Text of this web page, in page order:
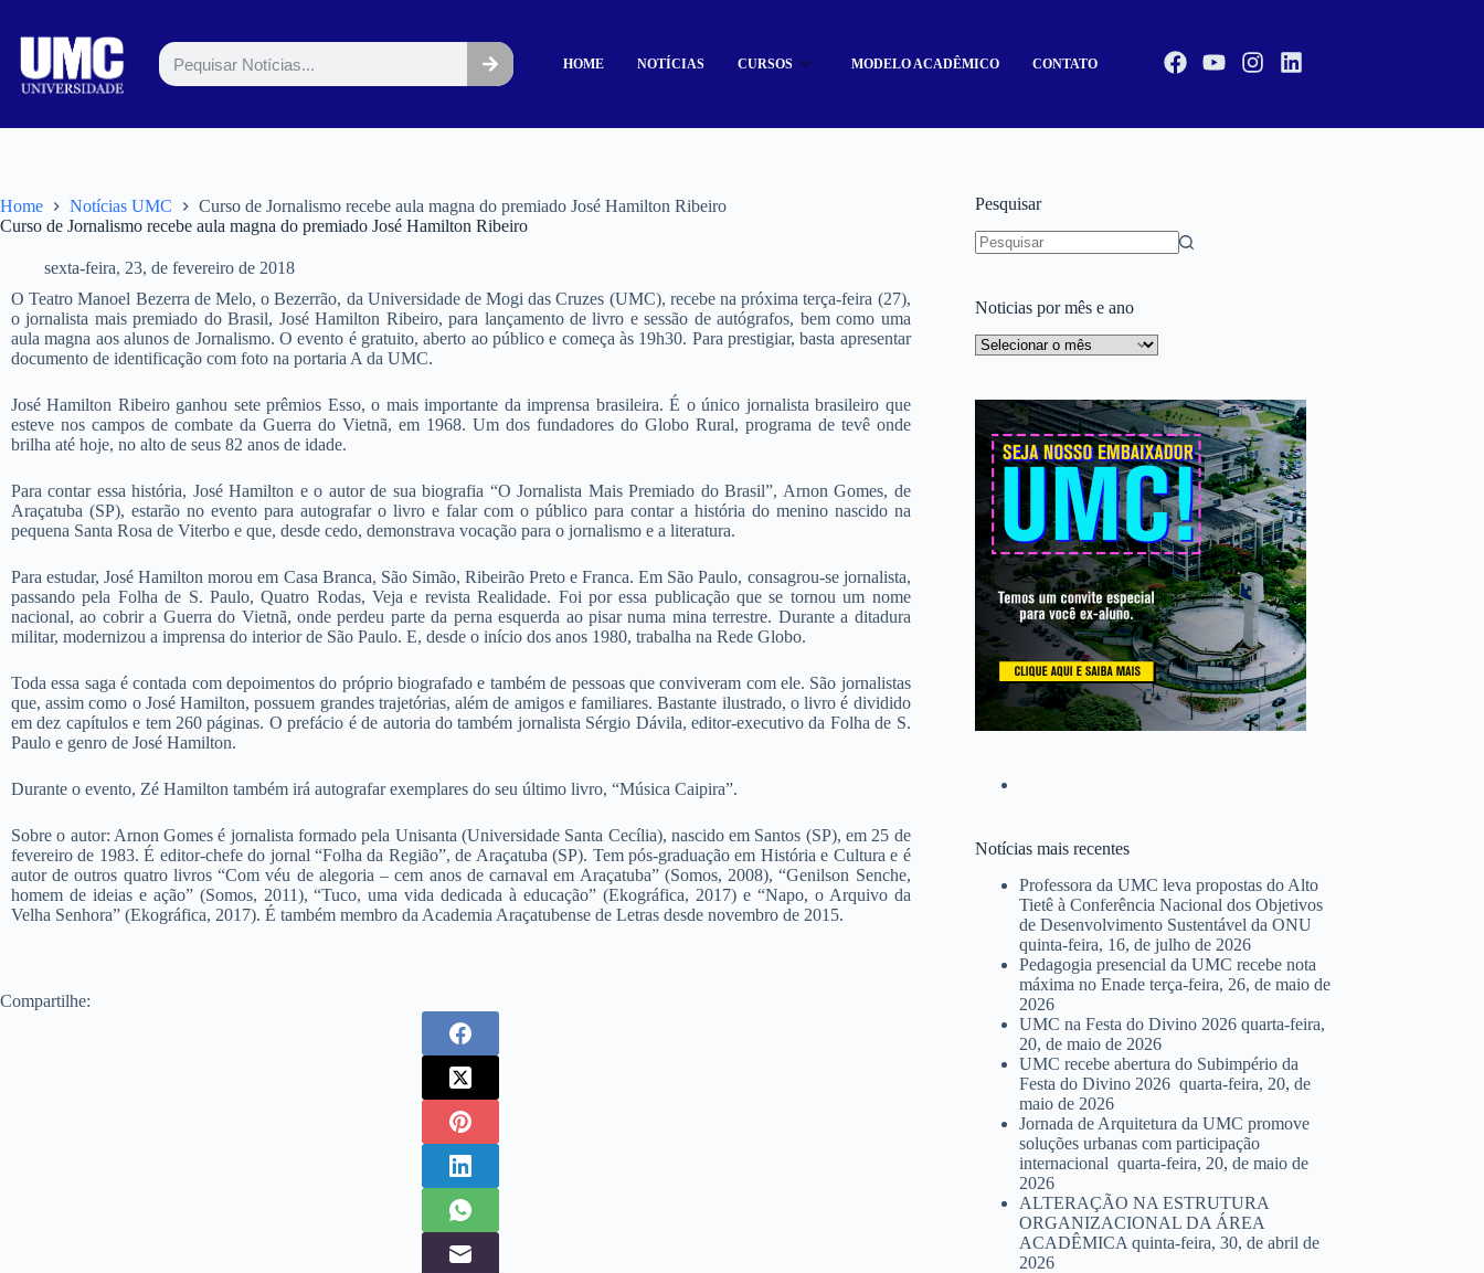
HOME NOTÍCIAS CURSOS MODELO ACADÊMICO CONTATO
Home Notícias UMC
Curso de Jornalismo recebe aula magna do premiado José Hamilton Ribeiro
Curso de Jornalismo recebe aula magna do premiado José Hamilton Ribeiro
sexta-feira, 23, de fevereiro de 2018
O Teatro Manoel Bezerra de Melo, o Bezerrão, da Universidade de Mogi das Cruzes (UMC), recebe na próxima terça-feira (27),
o jornalista mais premiado do Brasil, José Hamilton Ribeiro, para lançamento de livro e sessão de autógrafos, bem como uma
aula magna aos alunos de Jornalismo. O evento é gratuito, aberto ao público e começa às 19h30. Para prestigiar, basta apresentar
documento de identificação com foto na portaria A da UMC.
José Hamilton Ribeiro ganhou sete prêmios Esso, o mais importante da imprensa brasileira. É o único jornalista brasileiro que
esteve nos campos de combate da Guerra do Vietnã, em 1968. Um dos fundadores do Globo Rural, programa de tevê onde
brilha até hoje, no alto de seus 82 anos de idade.
Para contar essa história, José Hamilton e o autor de sua biografia “O Jornalista Mais Premiado do Brasil”, Arnon Gomes, de
Araçatuba (SP), estarão no evento para autografar o livro e falar com o público para contar a história do menino nascido na
pequena Santa Rosa de Viterbo e que, desde cedo, demonstrava vocação para o jornalismo e a literatura.
Para estudar, José Hamilton morou em Casa Branca, São Simão, Ribeirão Preto e Franca. Em São Paulo, consagrou-se jornalista,
passando pela Folha de S. Paulo, Quatro Rodas, Veja e revista Realidade. Foi por essa publicação que se tornou um nome
nacional, ao cobrir a Guerra do Vietnã, onde perdeu parte da perna esquerda ao pisar numa mina terrestre. Durante a ditadura
militar, modernizou a imprensa do interior de São Paulo. E, desde o início dos anos 1980, trabalha na Rede Globo.
Toda essa saga é contada com depoimentos do próprio biografado e também de pessoas que conviveram com ele. São jornalistas
que, assim como o José Hamilton, possuem grandes trajetórias, além de amigos e familiares. Bastante ilustrado, o livro é dividido
em dez capítulos e tem 260 páginas. O prefácio é de autoria do também jornalista Sérgio Dávila, editor-executivo da Folha de S.
Paulo e genro de José Hamilton.
Durante o evento, Zé Hamilton também irá autografar exemplares do seu último livro, “Música Caipira”.
Sobre o autor: Arnon Gomes é jornalista formado pela Unisanta (Universidade Santa Cecília), nascido em Santos (SP), em 25 de
fevereiro de 1983. É editor-chefe do jornal “Folha da Região”, de Araçatuba (SP). Tem pós-graduação em História e Cultura e é
autor de outros quatro livros “Com véu de alegoria – cem anos de carnaval em Araçatuba” (Somos, 2008), “Genilson Senche,
homem de ideias e ação” (Somos, 2011), “Tuco, uma vida dedicada à educação” (Ekográfica, 2017) e “Napo, o Arquivo da
Velha Senhora” (Ekográfica, 2017). É também membro da Academia Araçatubense de Letras desde novembro de 2015.
Compartilhe:
Pesquisar
Noticias por mês e ano
Notícias mais recentes
Professora da UMC leva propostas do Alto
Tietê à Conferência Nacional dos Objetivos
de Desenvolvimento Sustentável da ONU
quinta-feira, 16, de julho de 2026
Pedagogia presencial da UMC recebe nota
máxima no Enade terça-feira, 26, de maio de
2026
UMC na Festa do Divino 2026 quarta-feira,
20, de maio de 2026
UMC recebe abertura do Subimpério da
Festa do Divino 2026 quarta-feira, 20, de
maio de 2026
Jornada de Arquitetura da UMC promove
soluções urbanas com participação
internacional quarta-feira, 20, de maio de
2026
ALTERAÇÃO NA ESTRUTURA
ORGANIZACIONAL DA ÁREA
ACADÊMICA quinta-feira, 30, de abril de
2026